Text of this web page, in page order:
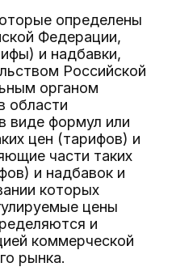
определены
Федерации,
и надбавки,
Российской
органом
области
виде формул или
цен (тарифов) и
части таких
и надбавок и
которых
цены
и
коммерческой
рынка.